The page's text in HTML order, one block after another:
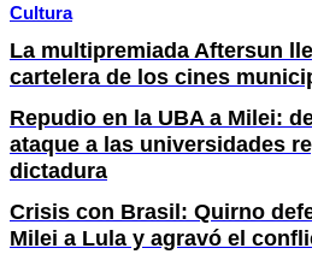
Cultura
La multipremiada Aftersun
cartelera de los cines
Repudio en la UBA a Milei:
ataque a las universidades
dictadura
Crisis con Brasil: Quirno
Milei a Lula y agravó el